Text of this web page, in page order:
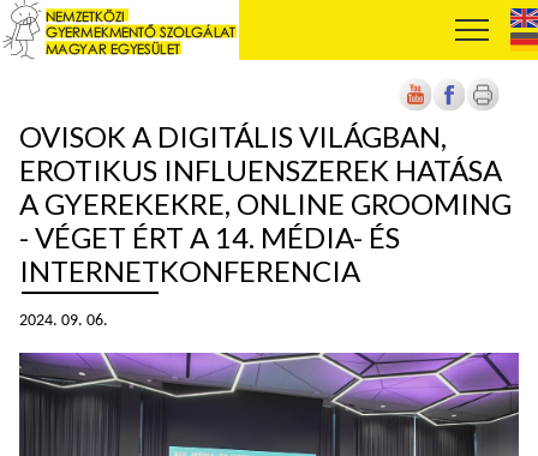
OVISOK A DIGITÁLIS VILÁGBAN,
EROTIKUS INFLUENSZEREK HATÁSA
A GYEREKEKRE, ONLINE GROOMING
- VÉGET ÉRT A 14. MÉDIA- ÉS
INTERNETKONFERENCIA
2024. 09. 06.